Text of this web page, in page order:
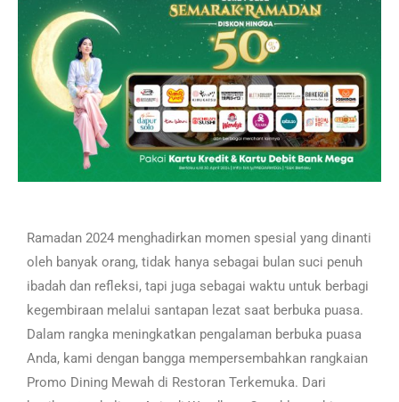
Ramadan 2024 menghadirkan momen spesial yang dinanti
oleh banyak orang, tidak hanya sebagai bulan suci penuh
ibadah dan refleksi, tapi juga sebagai waktu untuk berbagi
kegembiraan melalui santapan lezat saat berbuka puasa.
Dalam rangka meningkatkan pengalaman berbuka puasa
Anda, kami dengan bangga mempersembahkan rangkaian
Promo Dining Mewah di Restoran Terkemuka. Dari